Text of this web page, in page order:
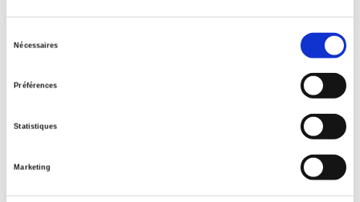
Nécessaires
Préférences
Statistiques
Marketing
Titres
Salariés en justice